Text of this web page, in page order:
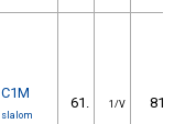
C1M
slalom
61. 1/V 81.90